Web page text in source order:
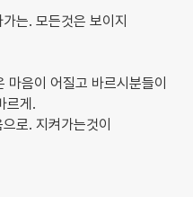
는. 모든것은 보이지
음이 어질고 바르시분들이
르게.
로. 지켜가는것이